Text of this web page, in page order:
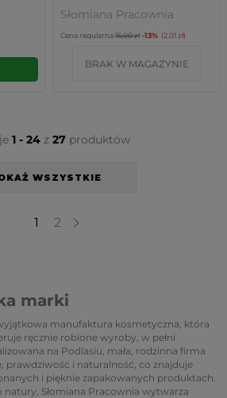
Słomiana Pracownia
Cena regularna:15,00 zł -13% (2,01 zł)
BRAK W MAGAZYNIE
1 - 24z 27produktów
WSZYSTKIE
1 2
marki
manufaktura kosmetyczna, która
ręcznie robione wyroby, w pełni
na Podlasiu, mała, rodzinna firma
prawdziwość i naturalność, co znajduje
i pięknie zapakowanych produktach.
natury, Słomiana Pracownia wytwarza